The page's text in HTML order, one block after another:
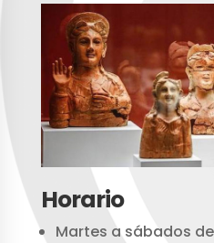
Horario
Martes a sábados de